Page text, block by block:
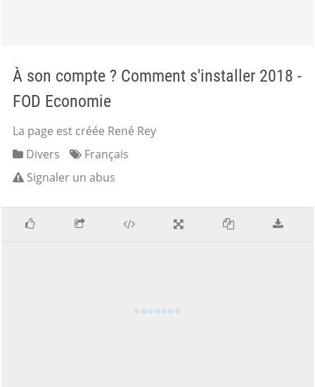
À son compte ? Comment s'installer 2018 -
FOD Economie
La page est créée René Rey
Divers
Français
Signaler un abus